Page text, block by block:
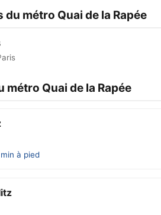
métro Quai de la Rapée
métro Quai de la Rapée
à pied